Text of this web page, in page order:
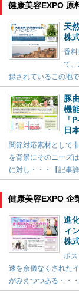
健康美容EXPO 原
天
株
香
て
録されているこの地
豚
機
「
日
関節対応素材として
を背景にそのニーズ
に対し・・・【記事詳
健康美容EXPO 企
進
ィ
株
ポ
速を余儀なくされた
がみえつつある・・